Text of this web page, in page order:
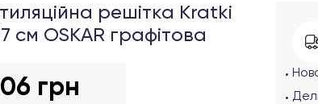
решітка Kratki
см OSKAR графітова
грн